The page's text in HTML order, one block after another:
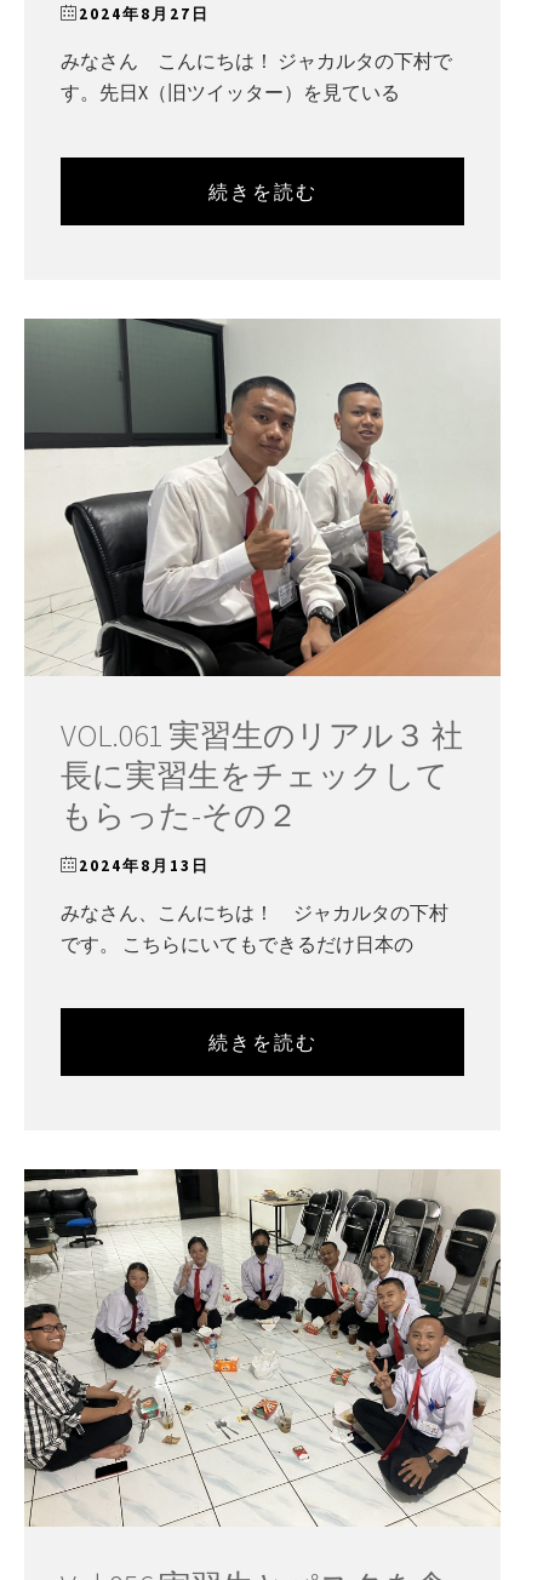
2024年8月27日
みなさん こんにちは！ ジャカルタの下村で
す。先日X（旧ツイッター）を見ている
続きを読む
VOL.061 実習生のリアル３ 社
長に実習生をチェックして
もらった-その２
2024年8月13日
みなさん、こんにちは！ ジャカルタの下村
です。 こちらにいてもできるだけ日本の
続きを読む